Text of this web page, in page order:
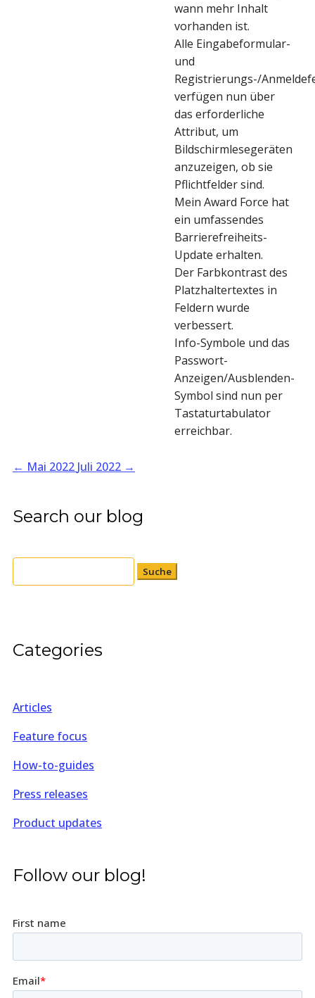
wann mehr Inhalt
vorhanden ist.
Alle Eingabeformular-
und
Registrierungs-/
verfügen nun über
das erforderliche
Attribut, um
Bildschirmlesegeräten
anzuzeigen, ob sie
Pflichtfelder sind.
Mein Award Force hat
ein umfassendes
Barrierefreiheits-
Update erhalten.
Der Farbkontrast des
Platzhaltertextes in
Feldern wurde
verbessert.
Info-Symbole und das
Passwort-
Anzeigen/Ausblenden-
Symbol sind nun per
Tastaturtabulator
erreichbar.
← Mai 2022 Juli 2022 →
Search our blog
Suchen
nach:
Categories
Articles
Feature focus
How-to-guides
Press releases
Product updates
Follow our blog!